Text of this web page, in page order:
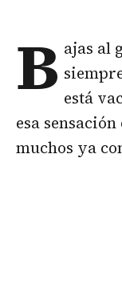
B ajas al
está
esa
muchos ya